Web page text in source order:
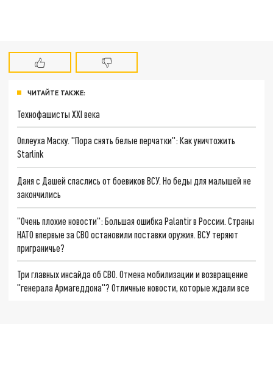
ЧИТАЙТЕ ТАКЖЕ:
Технофашисты XXI века
Оплеуха Маску. "Пора снять белые перчатки": Как уничтожить
Starlink
Даня с Дашей спаслись от боевиков ВСУ. Но беды для малышей не
закончились
"Очень плохие новости": Большая ошибка Palantir в России. Страны
НАТО впервые за СВО остановили поставки оружия. ВСУ теряют
приграничье?
Три главных инсайда об СВО. Отмена мобилизации и возвращение
"генерала Армагеддона"? Отличные новости, которые ждали все